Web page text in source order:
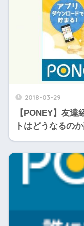
2018-03-29
【PONEY】友
トはどうなるの